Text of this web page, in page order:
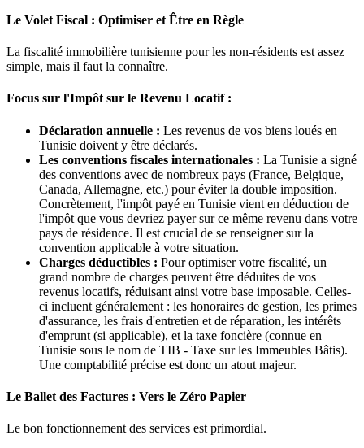
Le Volet Fiscal : Optimiser et Être en Règle
La fiscalité immobilière tunisienne pour les non-résidents est assez
simple, mais il faut la connaître.
Focus sur l'Impôt sur le Revenu Locatif :
Déclaration annuelle : Les revenus de vos biens loués en
Tunisie doivent y être déclarés.
Les conventions fiscales internationales : La Tunisie a signé
des conventions avec de nombreux pays (France, Belgique,
Canada, Allemagne, etc.) pour éviter la double imposition.
Concrètement, l'impôt payé en Tunisie vient en déduction de
l'impôt que vous devriez payer sur ce même revenu dans votre
pays de résidence. Il est crucial de se renseigner sur la
convention applicable à votre situation.
Charges déductibles : Pour optimiser votre fiscalité, un
grand nombre de charges peuvent être déduites de vos
revenus locatifs, réduisant ainsi votre base imposable. Celles-
ci incluent généralement : les honoraires de gestion, les primes
d'assurance, les frais d'entretien et de réparation, les intérêts
d'emprunt (si applicable), et la taxe foncière (connue en
Tunisie sous le nom de TIB - Taxe sur les Immeubles Bâtis).
Une comptabilité précise est donc un atout majeur.
Le Ballet des Factures : Vers le Zéro Papier
Le bon fonctionnement des services est primordial.